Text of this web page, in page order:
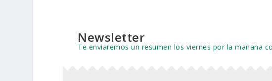
Newsletter
Te enviaremos un resumen los viernes por la mañana